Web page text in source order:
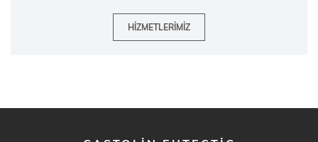
HIZMETLERIMIZ